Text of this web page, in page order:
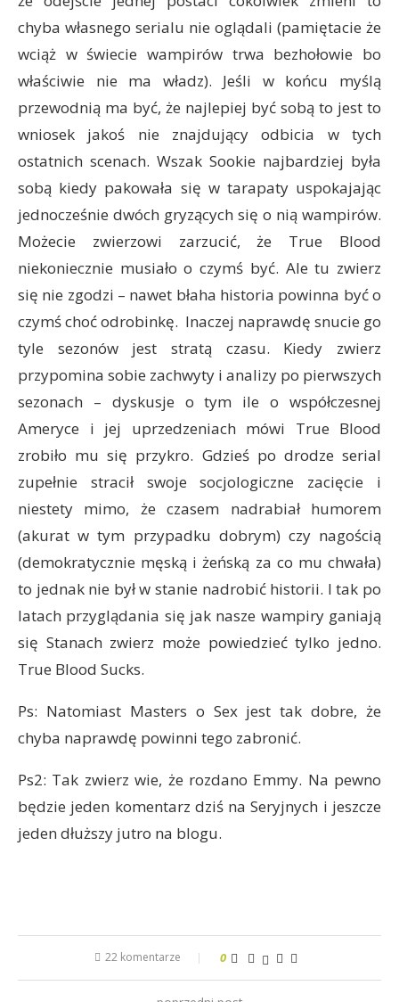
chyba własnego serialu nie oglądali (pamiętacie że
wciąż w świecie wampirów trwa bezhołowie bo
właściwie nie ma władz). Jeśli w końcu myślą
przewodnią ma być, że najlepiej być sobą to jest to
wniosek jakoś nie znajdujący odbicia w tych
ostatnich scenach. Wszak Sookie najbardziej była
sobą kiedy pakowała się w tarapaty uspokajając
jednocześnie dwóch gryzących się o nią wampirów.
Możecie zwierzowi zarzucić, że True Blood
niekoniecznie musiało o czymś być. Ale tu zwierz
się nie zgodzi – nawet błaha historia powinna być o
czymś choć odrobinkę. Inaczej naprawdę snucie go
tyle sezonów jest stratą czasu. Kiedy zwierz
przypomina sobie zachwyty i analizy po pierwszych
sezonach – dyskusje o tym ile o współczesnej
Ameryce i jej uprzedzeniach mówi True Blood
zrobiło mu się przykro. Gdzieś po drodze serial
zupełnie stracił swoje socjologiczne zacięcie i
niestety mimo, że czasem nadrabiał humorem
(akurat w tym przypadku dobrym) czy nagością
(demokratycznie męską i żeńską za co mu chwała)
to jednak nie był w stanie nadrobić historii. I tak po
latach przyglądania się jak nasze wampiry ganiają
się Stanach zwierz może powiedzieć tylko jedno.
True Blood Sucks.
Ps: Natomiast Masters o Sex jest tak dobre, że
chyba naprawdę powinni tego zabronić.
Ps2: Tak zwierz wie, że rozdano Emmy. Na pewno
będzie jeden komentarz dziś na Seryjnych i jeszcze
jeden dłuższy jutro na blogu.
22 komentarze 0